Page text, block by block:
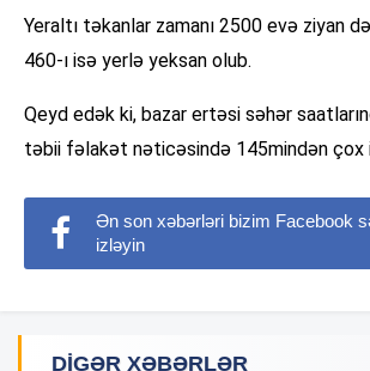
Yeraltı təkanlar zamanı 2500 evə ziyan
460-ı isə yerlə yeksan olub.
Qeyd edək ki, bazar ertəsi səhər
təbii fəlakət nəticəsində 145mindən çox
Ən son xəbərləri bizim Facebook
izləyin
DIGƏR XƏBƏRLƏR